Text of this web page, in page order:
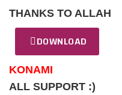
THANKS TO ALLAH
DOWNLOAD
KONAMI
ALL SUPPORT :)